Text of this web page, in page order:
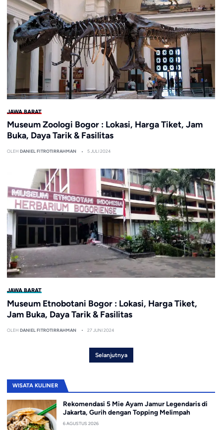
JAWA BARAT
Museum Zoologi Bogor : Lokasi, Harga Tiket, Jam
Buka, Daya Tarik & Fasilitas
OLEH DANIEL FITROTIRRAHMAN 5 JULI 2024
JAWA BARAT
Museum Etnobotani Bogor : Lokasi, Harga Tiket,
Jam Buka, Daya Tarik & Fasilitas
OLEH DANIEL FITROTIRRAHMAN 27 JUNI 2024
Selanjutnya
WISATA KULINER
Rekomendasi 5 Mie Ayam Jamur Legendaris di
Jakarta, Gurih dengan Topping Melimpah
6 AGUSTUS 2026